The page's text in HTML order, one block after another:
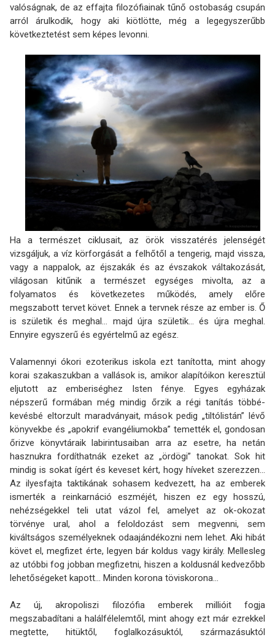
valóságnak, de az effajta filozófiainak tűnő ostobaság csupán
arról árulkodik, hogy aki kiötlötte, még a legegyszerűbb
következtetést sem képes levonni.
Ha a természet ciklusait, az örök visszatérés jelenségét
vizsgáljuk, a víz körforgását a felhőtől a tengerig, majd vissza,
vagy a nappalok, az éjszakák és az évszakok váltakozását,
világosan kitűnik a természet egységes mivolta, az a
folyamatos és következetes működés, amely előre
megszabott tervet követ. Ennek a tervnek része az ember is. Ő
is születik és meghal… majd újra születik… és újra meghal.
Ennyire egyszerű és egyértelmű az egész.
Valamennyi ókori ezoterikus iskola ezt tanította, mint ahogy
korai szakaszukban a vallások is, amikor alapítóikon keresztül
eljutott az emberiséghez Isten fénye. Egyes egyházak
népszerű formában még mindig őrzik a régi tanítás többé-
kevésbé eltorzult maradványait, mások pedig „tiltólistán” lévő
könyvekbe és „apokrif evangéliumokba” temették el, gondosan
őrizve könyvtáraik labirintusaiban arra az esetre, ha netán
hasznukra fordíthatnák ezeket az „ördögi” tanokat. Sok hit
mindig is sokat ígért és keveset kért, hogy híveket szerezzen...
Az ilyesfajta taktikának sohasem kedvezett, ha az emberek
ismerték a reinkarnáció eszméjét, hiszen ez egy hosszú,
nehézségekkel teli utat vázol fel, amelyet az ok-okozat
törvénye ural, ahol a feloldozást sem megvenni, sem
kiváltságos személyeknek odaajándékozni nem lehet. Aki hibát
követ el, megfizet érte, legyen bár koldus vagy király. Mellesleg
az utóbbi fog jobban megfizetni, hiszen a koldusnál kedvezőbb
lehetőségeket kapott… Minden korona töviskorona…
Az új, akropoliszi filozófia emberek millióit fogja
megszabadítani a halálfélelemtől, mint ahogy ezt már ezrekkel
megtette, hitüktől, foglalkozásuktól, származásuktól